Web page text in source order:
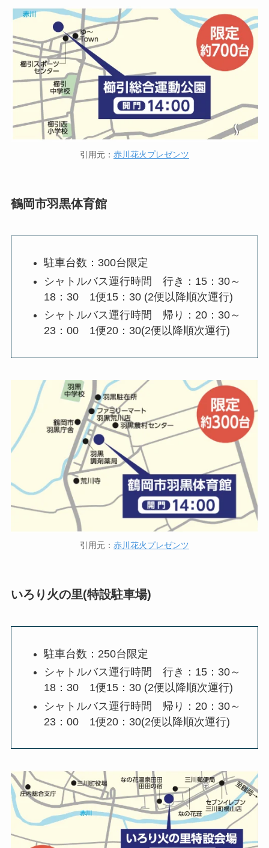
引用元： 赤川花火プレゼンツ
鶴岡市羽黒体育館
駐車台数：300台限定
シャトルバス運行時間 行き：15：30～
18：30 1便15：30 (2便以降順次運行)
シャトルバス運行時間 帰り：20：30～
23：00 1便20：30(2便以降順次運行)
引用元： 赤川花火プレゼンツ
いろり火の里(特設駐車場)
駐車台数：250台限定
シャトルバス運行時間 行き：15：30～
18：30 1便15：30 (2便以降順次運行)
シャトルバス運行時間 帰り：20：30～
23：00 1便20：30(2便以降順次運行)